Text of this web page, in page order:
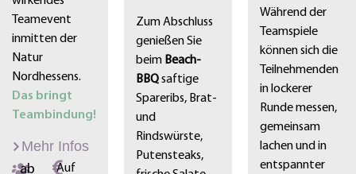
Teamevent
inmitten der
Natur
Nordhessens.
Das bringt
Teambindung!
Mehr Infos
ab
Auf
Zum Abschluss
genießen Sie
beim Beach-
BBQsaftige
Spareribs, Brat-
und
Rindswürste,
Putensteaks,
Während der
Teamspiele
können sich die
Teilnehmenden
in lockerer
Runde messen,
gemeinsam
lachen und in
entspannter